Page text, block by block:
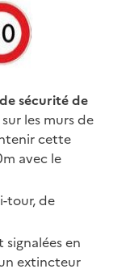
sécurité de
les murs de
cette
avec le
tour, de
signalées en
extincteur